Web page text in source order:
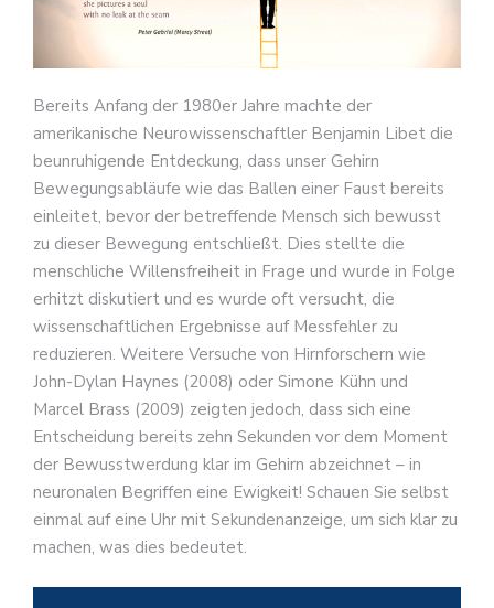
Bereits Anfang der 1980er Jahre machte der
amerikanische Neurowissenschaftler Benjamin Libet die
beunruhigende Entdeckung, dass unser Gehirn
Bewegungsabläufe wie das Ballen einer Faust bereits
einleitet, bevor der betreffende Mensch sich bewusst
zu dieser Bewegung entschließt. Dies stellte die
menschliche Willensfreiheit in Frage und wurde in Folge
erhitzt diskutiert und es wurde oft versucht, die
wissenschaftlichen Ergebnisse auf Messfehler zu
reduzieren. Weitere Versuche von Hirnforschern wie
John-Dylan Haynes (2008) oder Simone Kühn und
Marcel Brass (2009) zeigten jedoch, dass sich eine
Entscheidung bereits zehn Sekunden vor dem Moment
der Bewusstwerdung klar im Gehirn abzeichnet – in
neuronalen Begriffen eine Ewigkeit! Schauen Sie selbst
einmal auf eine Uhr mit Sekundenanzeige, um sich klar zu
machen, was dies bedeutet.